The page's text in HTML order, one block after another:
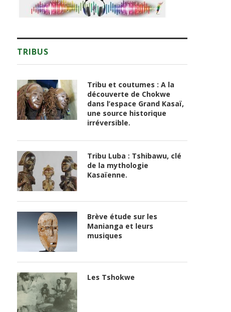
TRIBUS
Tribu et coutumes : A la
découverte de Chokwe
dans l’espace Grand Kasaï,
une source historique
irréversible.
Tribu Luba : Tshibawu, clé
de la mythologie
Kasaïenne.
Brève étude sur les
Manianga et leurs
musiques
Les Tshokwe